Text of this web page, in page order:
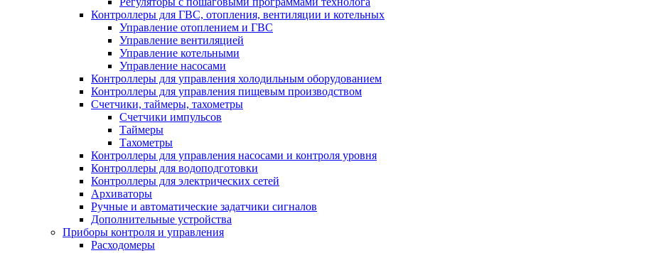
Контроллеры для ГВС, отопления, вентиляции и котельных
Управление отоплением и ГВС
Управление вентиляцией
Управление котельными
Управление насосами
Контроллеры для управления холодильным оборудованием
Контроллеры для управления пищевым производством
Счетчики, таймеры, тахометры
Счетчики импульсов
Таймеры
Тахометры
Контроллеры для управления насосами и контроля уровня
Контроллеры для водоподготовки
Контроллеры для электрических сетей
Архиваторы
Ручные и автоматические задатчики сигналов
Дополнительные устройства
Приборы контроля и управления
Расходомеры